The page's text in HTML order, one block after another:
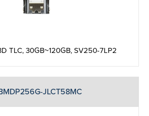
TLC, 30GB~120GB, SV250-7LP2
JLCT58MC